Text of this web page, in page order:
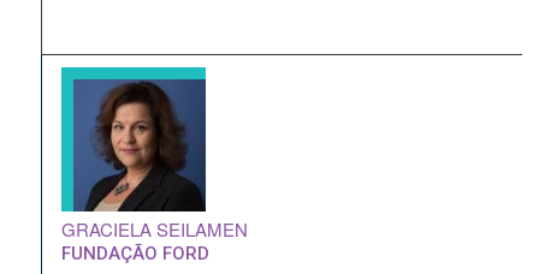
GRACIELA SEILAMEN
FUNDAÇÃO FORD